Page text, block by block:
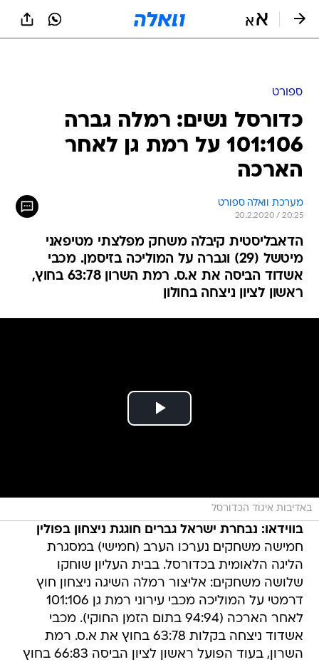
כדורסל נשים: רמלה גברה
101:106 על רמת גן לאחר
הארכה
מערכת וואלה ספורט
הדאבליסטית קיבלה משחק מפלצתי מטיפאני
אשדוד הביסה את א.ס. רמת השרון 63:78 בחוץ,
ראשון לציון ניצחה בחולון
בווידאו: נבחרת ישראל גברים חוגגת ניצחון בפולין
חמישה משחקים נערכו הערב (חמישי) במסגרת
הליגה הלאומית בכדורסל. בבית העליון שוחקו
שלושה משחקים: אליצור רמלה השיגה ניצחון חוץ
דרמטי על המוליכה מכבי עירוני רמת גן 101:106
לאחר הארכה (94:94 בתום הזמן החוקי). מכבי
אשדוד ניצחה בקלות 63:78 בחוץ את א.ס. רמת
השרון, בעוד הפועל ראשון לציון הביסה 66:83 בחוץ
את אליצור חולון. בפלייאוף התחחתון ניצחה בני
הרצליה את הפועל פתח תקוה 67:79 בעוד מכבי